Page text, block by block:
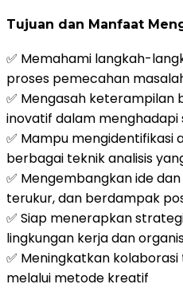
Tujuan dan Manfaat
✅ Memahami langkah-
proses pemecahan
✅ Mengasah keterampilan
inovatif dalam menghadapi
✅ Mampu mengidentifikasi
berbagai teknik analisis
✅ Mengembangkan ide
terukur, dan berdampak
✅ Siap menerapkan
lingkungan kerja dan
✅ Meningkatkan
melalui metode kreatif